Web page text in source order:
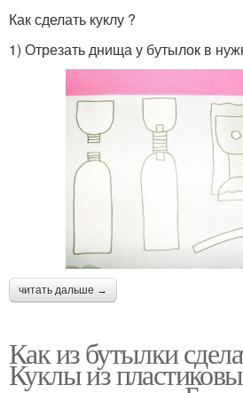
Как сделать куклу ?
1) Отрезать днища у бутылок в
читать дальше →
Как из бутылки
Куклы из